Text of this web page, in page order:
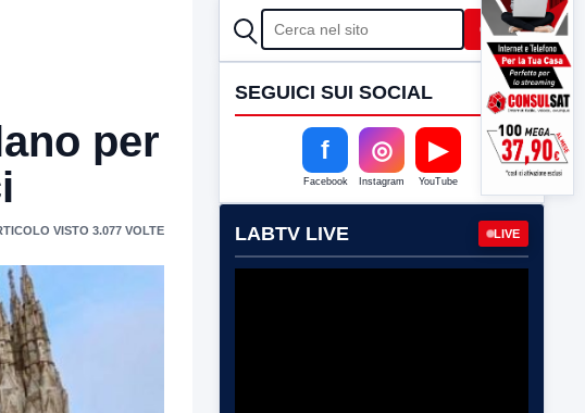
per
VISTO 3.077 VOLTE
CERCA Cerca
SEGUICI SUI SOCIAL
f
Facebook
◎
Instagram
▶
YouTube
LABTV LIVE LIVE